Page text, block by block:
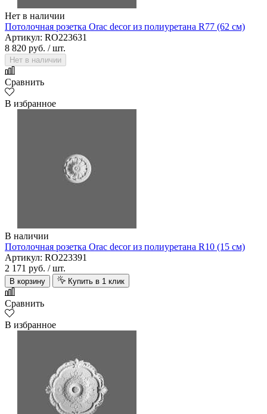
Нет в наличии
Потолочная розетка Orac decor из полиуретана R77 (62 см)
Артикул: RO223631
8 820 руб. / шт.
Нет в наличии
Сравнить
В избранное
В наличии
Потолочная розетка Orac decor из полиуретана R10 (15 см)
Артикул: RO223391
2 171 руб. / шт.
В корзину Купить в 1 клик
Сравнить
В избранное